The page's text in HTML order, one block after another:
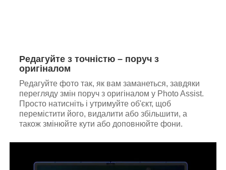
Редагуйте з точністю – поруч з
оригіналом
Редагуйте фото так, як вам заманеться, завдяки
перегляду змін поруч з оригіналом у Photo Assist.
Просто натисніть і утримуйте об'єкт, щоб
перемістити його, видалити або збільшити, а
також змінюйте кути або доповнюйте фони.